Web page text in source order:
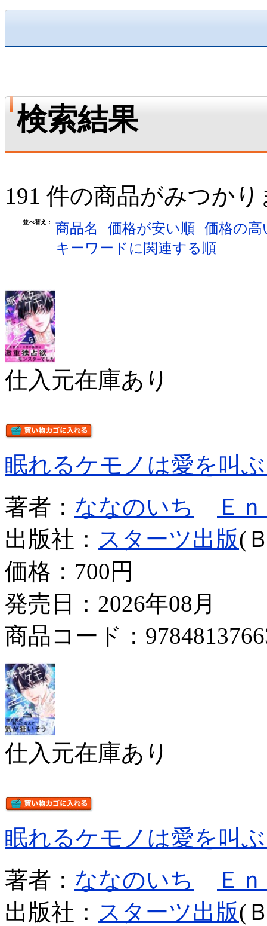
検索結果
191 件の商品がみつか
並べ替え： 商品名 価格が安い順 価格の
キーワードに関連する順
仕入元在庫あり
眠れるケモノは愛を叫
著者： ななのいち
Ｅ
出版社： スターツ出版(
価格： 700円
発売日：2026年08月
商品コード：
仕入元在庫あり
眠れるケモノは愛を叫
著者： ななのいち
Ｅ
出版社： スターツ出版(